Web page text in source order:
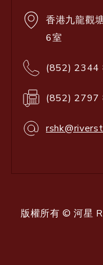
香港九龍觀
6室
(852) 2344
(852) 2797
版權所有 © 河星